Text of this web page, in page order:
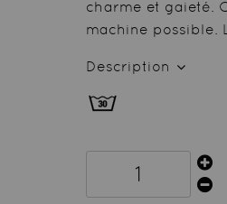
charme et gaieté.
machine possible.
Description